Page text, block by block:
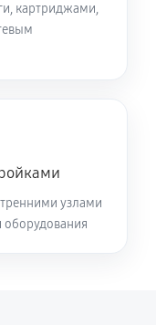
картриджами,
узлами
оборудования